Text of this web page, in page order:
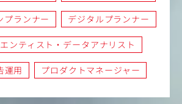
プランナー デジタルプランナー
ンティスト・データアナリスト
運用 プロダクトマネージャー